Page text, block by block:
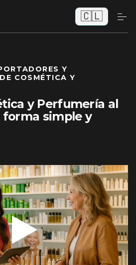
🇨🇱
Y
COSMÉTICA Y
y Perfumería al
forma simple y